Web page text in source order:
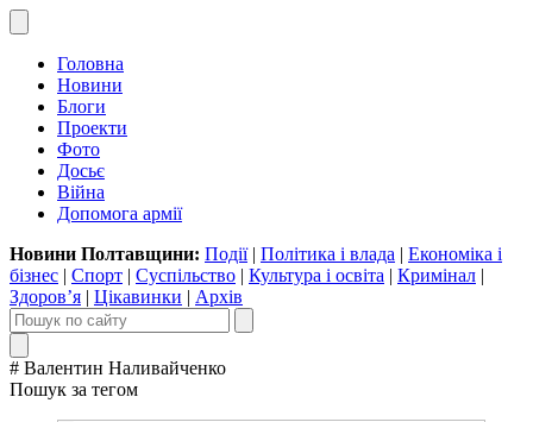
Головна
Новини
Блоги
Проекти
Фото
Досьє
Війна
Допомога армії
Новини Полтавщини: Події| Політика і влада | Економіка і
бізнес | Спорт | Суспільство | Культура і освіта | Кримінал |
Здоров’я | Цікавинки | Архів
# Валентин Наливайченко
Пошук за тегом